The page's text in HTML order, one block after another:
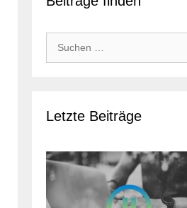
Suchen
Letzte Beiträge